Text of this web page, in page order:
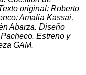
original: Roberto
Amalia Kassai,
Abarza. Diseño
Estreno y
GAM.